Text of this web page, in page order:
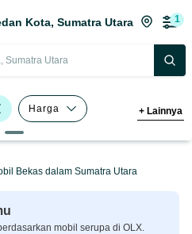
Kota, Sumatra Utara 1
Sumatra Utara
Harga + Lainnya
Bekas dalam Sumatra Utara
mobil serupa di OLX.